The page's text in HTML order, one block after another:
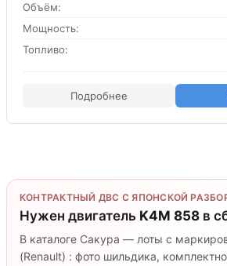
Объём:
Мощность:
Топливо:
Подробнее
КОНТРАКТНЫЙ ДВС С ЯПОНСКОЙ
Нужен двигатель K4M 858 в
В каталоге Сакура — лоты с
(Renault) : фото шильдика,